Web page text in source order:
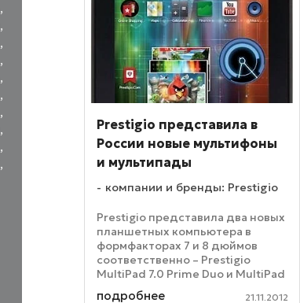
,
,
,
,
,
,
,
,
,
,
Prestigio представила в
России новые мультифоны
и мультипады
компании и бренды: Prestigio
Prestigio представила два новых
планшетных компьютера в
формфакторах 7 и 8 дюймов
соответственно – Prestigio
MultiPad 7.0 Prime Duo и MultiPad
8.0 3G Note. Устройства созданы
подробнее 21.11.2012